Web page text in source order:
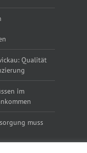
Qualität
im
muss